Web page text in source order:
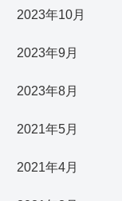
2023年10月
2023年9月
2023年8月
2021年5月
2021年4月